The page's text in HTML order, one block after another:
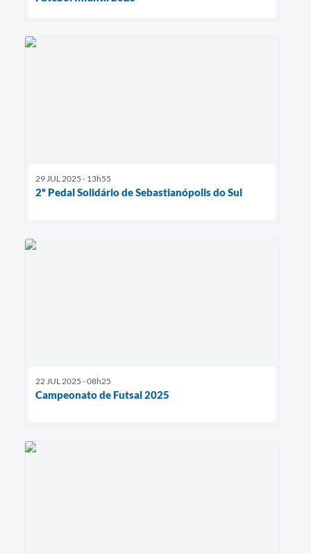
29 JUL 2025 - 13h55
2º Pedal Solidário de Sebastianópolis do Sul
22 JUL 2025 - 08h25
Campeonato de Futsal 2025